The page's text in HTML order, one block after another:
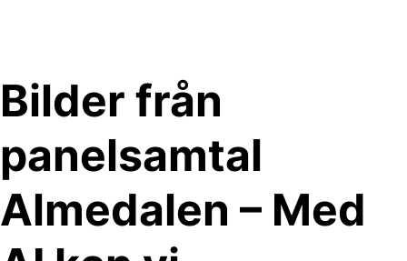
Bilder från
panelsamtal
Almedalen – Med